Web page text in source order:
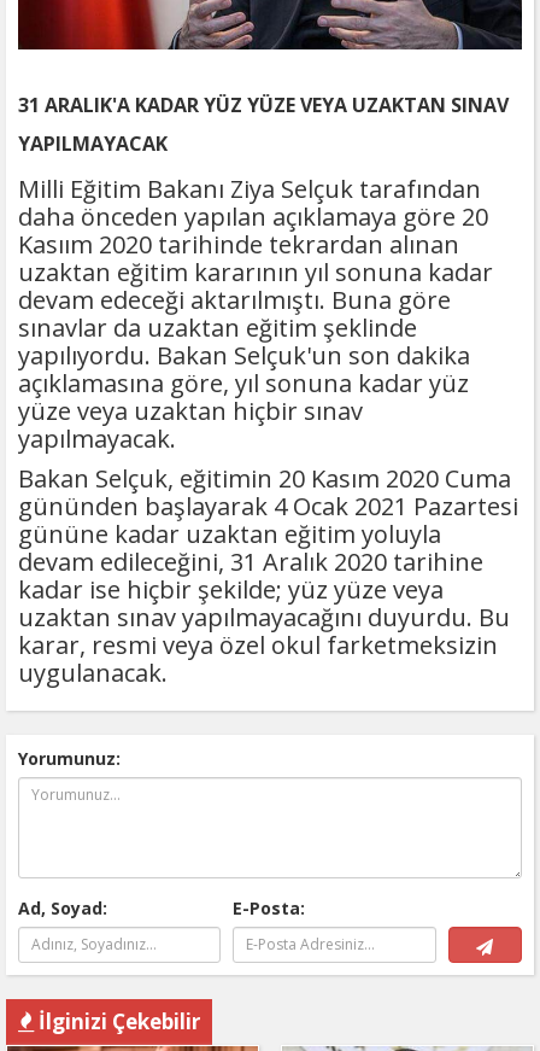
31 ARALIK'A KADAR YÜZ YÜZE VEYA UZAKTAN SINAV
YAPILMAYACAK
Milli Eğitim Bakanı Ziya Selçuk tarafından
daha önceden yapılan açıklamaya göre 20
Kasıım 2020 tarihinde tekrardan alınan
uzaktan eğitim kararının yıl sonuna kadar
devam edeceği aktarılmıştı. Buna göre
sınavlar da uzaktan eğitim şeklinde
yapılıyordu. Bakan Selçuk'un son dakika
açıklamasına göre, yıl sonuna kadar yüz
yüze veya uzaktan hiçbir sınav
yapılmayacak.
Bakan Selçuk, eğitimin 20 Kasım 2020 Cuma
gününden başlayarak 4 Ocak 2021 Pazartesi
gününe kadar uzaktan eğitim yoluyla
devam edileceğini, 31 Aralık 2020 tarihine
kadar ise hiçbir şekilde; yüz yüze veya
uzaktan sınav yapılmayacağını duyurdu. Bu
karar, resmi veya özel okul farketmeksizin
uygulanacak.
Yorumunuz:
Ad, Soyad: E-Posta:
İlginizi Çekebilir